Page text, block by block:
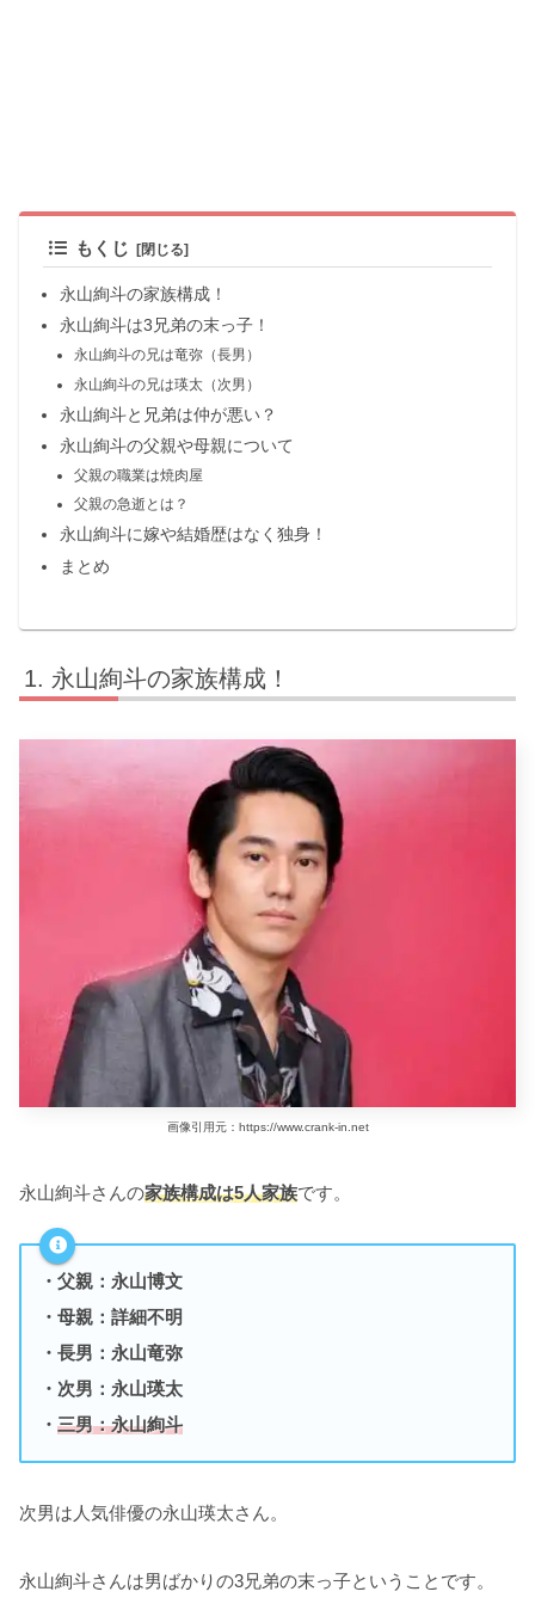
もくじ
永山絢斗の家族構成！
永山絢斗は3兄弟の末っ子！
永山絢斗の兄は竜弥（長男）
永山絢斗の兄は瑛太（次男）
永山絢斗と兄弟は仲が悪い？
永山絢斗の父親や母親について
父親の職業は焼肉屋
父親の急逝とは？
永山絢斗に嫁や結婚歴はなく独身！
まとめ
永山絢斗の家族構成！
画像引用元：https://www.crank-in.net
永山絢斗さんの家族構成は5人家族です。
・父親：永山博文
・母親：詳細不明
・長男：永山竜弥
・次男：永山瑛太
・ 三男：永山絢斗
次男は人気俳優の永山瑛太さん。
永山絢斗さんは男ばかりの3兄弟の末っ子ということです。